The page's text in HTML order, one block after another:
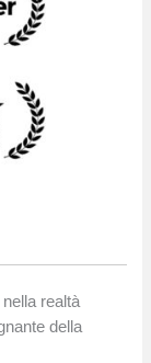
realtà
della